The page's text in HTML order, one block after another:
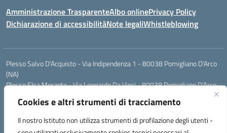
Cookies e altri strumenti di tracciamento
Il nostro Istituto non utilizza strumenti di profilazione degli utenti -
Amministrazione TrasparenteAlbo onlinePrivacy Policy
Dichiarazione di accessibilitàNote legaliWhistleblowing
Plesso Salvo D'Acquisto - Via Indipendenza 1 - 80038 Pomigliano D'Arco
(NA)
Plesso Elsa Morante - Via Leonardo Da Vinci - 80038 Pomigliano D'Arco
Plesso Leone - Via Pascoli - 80038 Pomigliano D'Arco (NA)
Tel.:0813177304 - Mail: naic8g1003@istruzione.it - Pec: